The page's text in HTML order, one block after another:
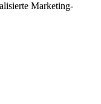
Marketing-